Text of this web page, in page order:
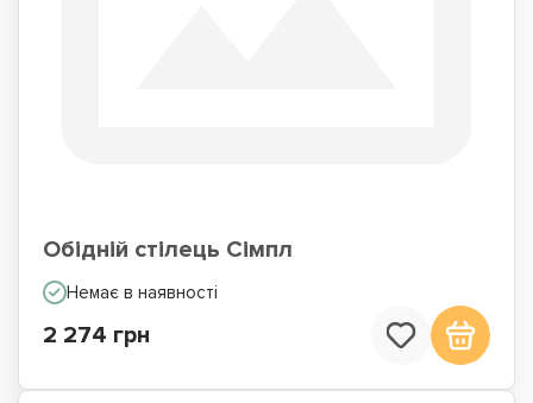
Обідній стілець Сімпл
Немає в наявності
2 274 грн